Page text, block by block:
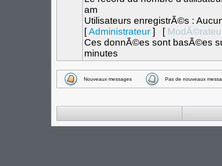
am
Utilisateurs enregistrÃ©s :
[Administrateur] [
Ces donnÃ©es sont basÃ©es
minutes
Nouveaux messages Pas de nouveaux